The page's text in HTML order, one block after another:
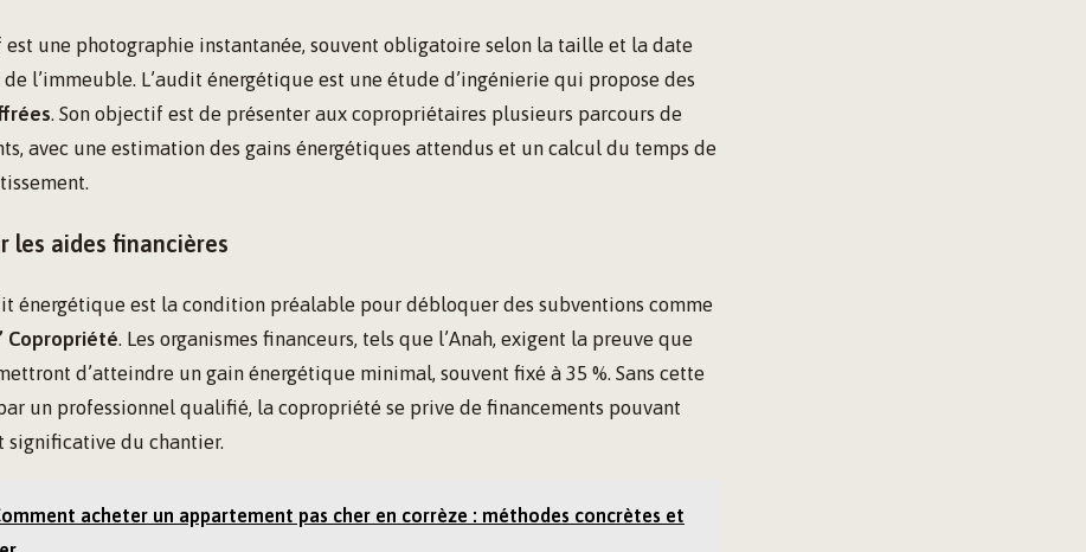
est une photographie instantanée, souvent obligatoire selon la taille et la date
l’immeuble. L’audit énergétique est une étude d’ingénierie qui propose des
. Son objectif est de présenter aux copropriétaires plusieurs parcours de
avec une estimation des gains énergétiques attendus et un calcul du temps de
les aides financières
énergétique est la condition préalable pour débloquer des subventions comme
Copropriété. Les organismes financeurs, tels que l’Anah, exigent la preuve que
d’atteindre un gain énergétique minimal, souvent fixé à 35 %. Sans cette
un professionnel qualifié, la copropriété se prive de financements pouvant
significative du chantier.
acheter un appartement pas cher en corrèze : méthodes concrètes et